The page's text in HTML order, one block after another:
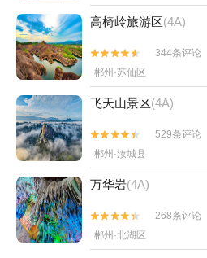
高椅岭旅游区(4A)


344条评论
郴州·苏仙区
飞天山景区(4A)


529条评论
郴州·汝城县
万华岩(4A)


268条评论
郴州·北湖区